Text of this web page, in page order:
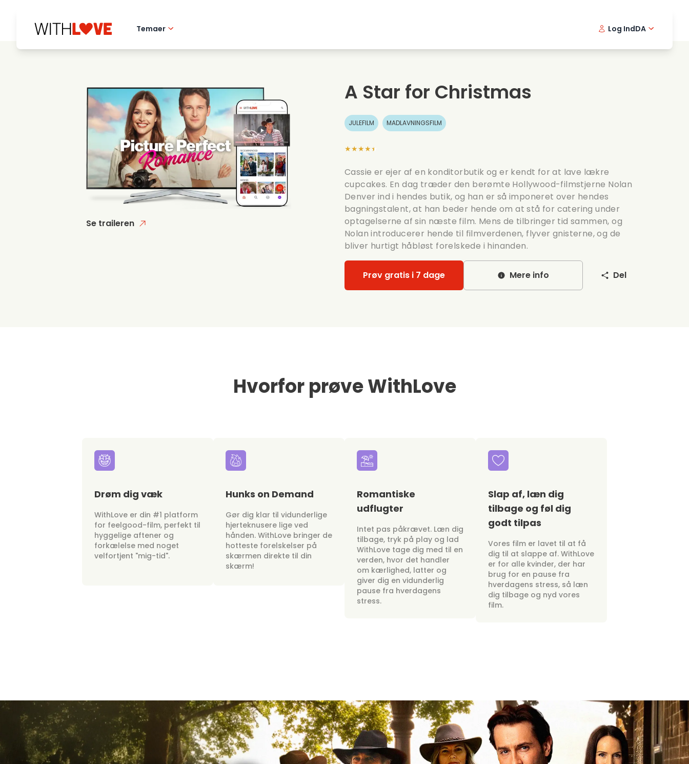
Temaer
Mysterier
Date film
Romantiske serier
Bryllup
Log IndDA
Se traileren
A Star for Christmas
JULEFILM MADLAVNINGSFILM
★★★★★
Cassie er ejer af en konditorbutik og er kendt for at lave lækre
cupcakes. En dag træder den berømte Hollywood-filmstjerne Nolan
Denver ind i hendes butik, og han er så imponeret over hendes
bagningstalent, at han beder hende om at stå for catering under
optagelserne af sin næste film. Mens de tilbringer tid sammen, og
Nolan introducerer hende til filmverdenen, flyver gnisterne, og de
bliver hurtigt håbløst forelskede i hinanden.
Prøv gratis i 7 dage Mere info Del
Hvorfor prøve WithLove
Drøm dig væk
WithLove er din #1 platform
for feelgood-film, perfekt til
hyggelige aftener og
forkælelse med noget
velfortjent "mig-tid".
Hunks on Demand
Gør dig klar til vidunderlige
hjerteknusere lige ved
hånden. WithLove bringer de
hotteste forelskelser på
skærmen direkte til din
skærm!
Romantiske
udflugter
Intet pas påkrævet. Læn dig
tilbage, tryk på play og lad
WithLove tage dig med til en
verden, hvor det handler
om kærlighed, latter og
giver dig en vidunderlig
pause fra hverdagens
stress.
Slap af, læn dig
tilbage og føl dig
godt tilpas
Vores film er lavet til at få
dig til at slappe af. WithLove
er for alle kvinder, der har
brug for en pause fra
hverdagens stress, så læn
dig tilbage og nyd vores
film.